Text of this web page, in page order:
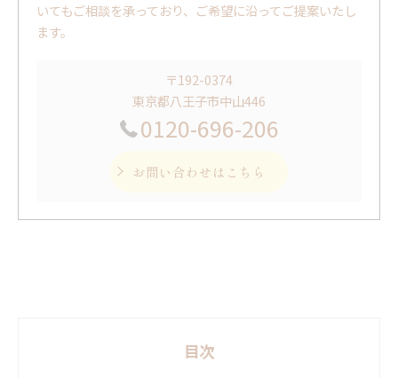
いてもご相談を承っており、ご希望に沿ってご提案いたし
ます。
〒192-0374
東京都八王子市中山446
0120-696-206
お問い合わせはこちら
目次